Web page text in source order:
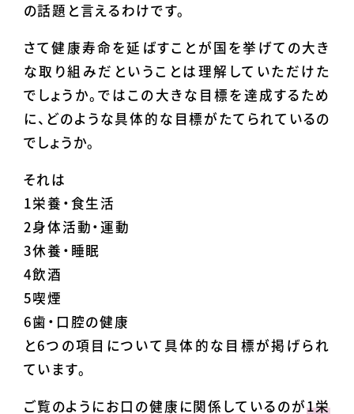
の話題と言えるわけです。
さて健康寿命を延ばすことが国を挙げての大き
な取り組みだということは理解していただけた
でしょうか。ではこの大きな目標を達成するため
に、どのような具体的な目標がたてられているの
でしょうか。
それは
1栄養・食生活
2身体活動・運動
3休養・睡眠
4飲酒
5喫煙
6歯・口腔の健康
と6つの項目について具体的な目標が掲げられ
ています。
ご覧のようにお口の健康に関係しているのが1栄